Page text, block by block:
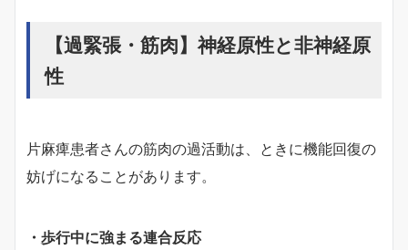
【過緊張・筋肉】神経原性と非神経原
性
片麻痺患者さんの筋肉の過活動は、ときに機能回復の
妨げになることがあります。
・歩行中に強まる連合反応